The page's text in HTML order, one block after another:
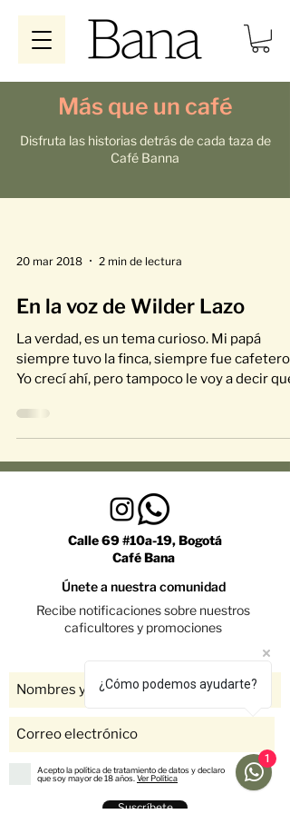
Más que un café
Disfruta las historias detrás de cada taza de
Café Banna
20 mar 2018 2 min de lectura
En la voz de Wilder Lazo
La verdad, es un tema curioso. Mi papá
siempre tuvo la finca, siempre fue cafetero.
Yo crecí ahí, pero tampoco le voy a decir que
Calle 69 #10a-19, Bogotá
Café Bana
Únete a nuestra comunidad
Recibe notificaciones sobre nuestros
caficultores y promociones
Acepto la política de tratamiento de datos y declaro
que soy mayor de 18 años. Ver Política
Suscríbete
¿Cómo podemos ayudarte?
1